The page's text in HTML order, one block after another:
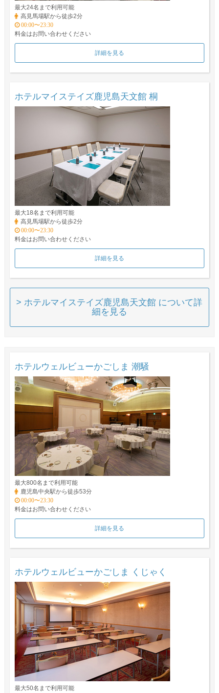
最大24名まで利用可能
高見馬場駅から徒歩2分
00:00〜23:30
料金はお問い合わせください
詳細を見る
ホテルマイステイズ鹿児島天文館 桐
最大18名まで利用可能
高見馬場駅から徒歩2分
00:00〜23:30
料金はお問い合わせください
詳細を見る
> ホテルマイステイズ鹿児島天文館 について詳
細を見る
ホテルウェルビューかごしま 潮騒
最大800名まで利用可能
鹿児島中央駅から徒歩53分
00:00〜23:30
料金はお問い合わせください
詳細を見る
ホテルウェルビューかごしま くじゃく
最大50名まで利用可能